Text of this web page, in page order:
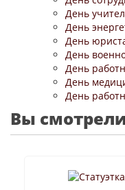
День
День
День
День
День
День
День
Вы смотрели